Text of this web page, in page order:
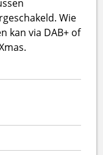
Wie
kan via DAB+ of